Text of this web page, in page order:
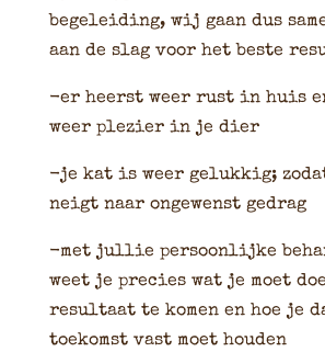
begeleiding, wij gaan dus
aan de slag voor het beste
-er heerst weer rust in huis
weer plezier in je dier
-je kat is weer gelukkig;
neigt naar ongewenst gedrag
-met jullie persoonlijke
weet je precies wat je moet
resultaat te komen en hoe je
toekomst vast moet houden